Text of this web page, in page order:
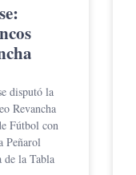
disputó la
Revancha
Fútbol con
Peñarol
de la Tabla